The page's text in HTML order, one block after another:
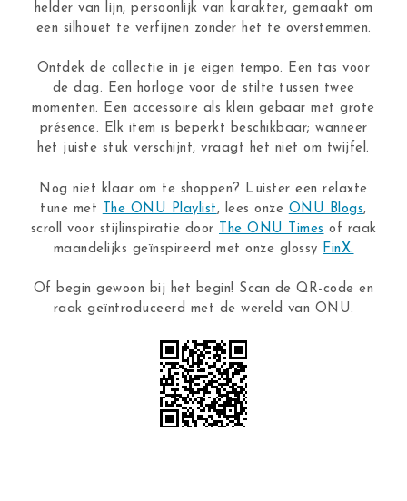
helder van lijn, persoonlijk van karakter, gemaakt om
een silhouet te verfijnen zonder het te overstemmen.
Ontdek de collectie in je eigen tempo. Een tas voor
de dag. Een horloge voor de stilte tussen twee
momenten. Een accessoire als klein gebaar met grote
présence. Elk item is beperkt beschikbaar; wanneer
het juiste stuk verschijnt, vraagt het niet om twijfel.
Nog niet klaar om te shoppen? Luister een relaxte
tune met
The ONU Playlist , lees onze ONU Blogs,
scroll voor stijlinspiratie door
The ONU Times of raak
maandelijks geïnspireerd met onze glossy FinX.
Of begin gewoon bij het begin! Scan de QR-code en
raak geïntroduceerd met de wereld van ONU.